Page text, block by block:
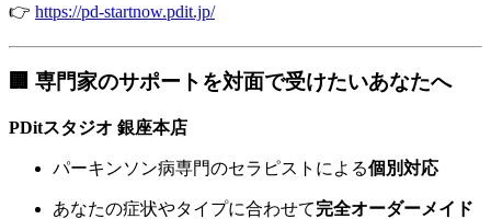
👉 https://pd-startnow.pdit.jp/
🏢 専門家のサポートを対面で受けたいあなたへ
PDitスタジオ 銀座本店
パーキンソン病専門のセラピストによる個別対応
あなたの症状やタイプに合わせて完全オーダーメイド